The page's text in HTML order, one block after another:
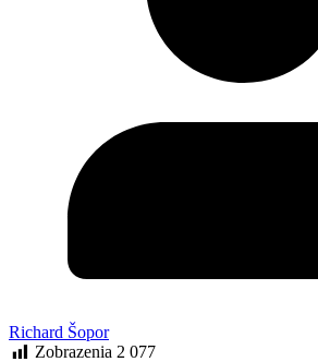
Richard Šopor
Zobrazenia 2 077